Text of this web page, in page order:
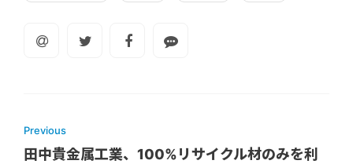
Previous
田中貴金属工業、100%リサイクル材のみを利